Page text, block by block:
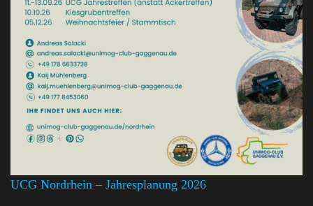
UCG Nordrhein – Jahresplanung 2026